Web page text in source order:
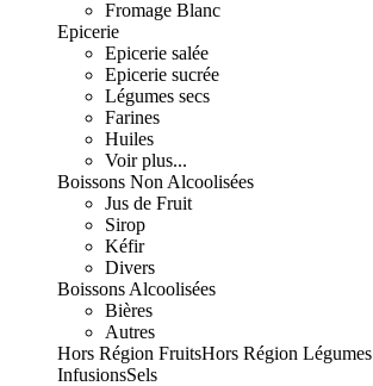
Fromage Blanc
Epicerie
Epicerie salée
Epicerie sucrée
Légumes secs
Farines
Huiles
Voir plus...
Boissons Non Alcoolisées
Jus de Fruit
Sirop
Kéfir
Divers
Boissons Alcoolisées
Bières
Autres
Hors Région FruitsHors Région Légumes
InfusionsSels